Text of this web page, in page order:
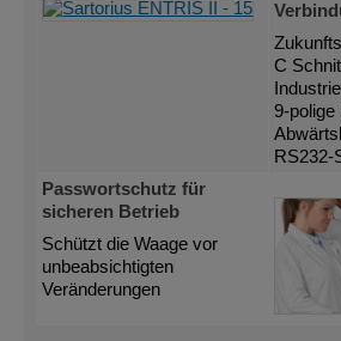
C
9-polige
RS232-
Passwortschutz für
sicheren Betrieb
Schützt die Waage vor
unbeabsichtigten
Veränderungen